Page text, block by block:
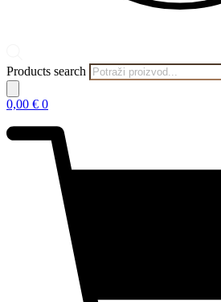
Products search
0,00 € 0